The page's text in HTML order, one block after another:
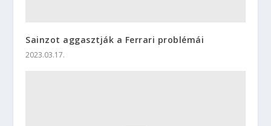
Sainzot aggasztják a Ferrari problémái
2023.03.17.